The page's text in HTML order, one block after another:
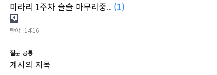
미라리 1주차 슬슬 마무리중.. (1)
탄야 14:16
질문 공통
계시의 지목